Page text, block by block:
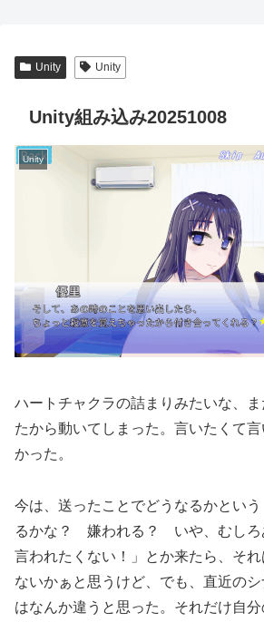
Unity Unity
Unity組み込み20251008
Unity
ハートチャクラの詰まりみたいな、
たから動いてしまった。言いたくて
かった。
今は、送ったことでどうなるかとい
るかな？ 嫌われる？ いや、むしろ
言われたくない！」とか来たら、そ
ないかぁと思うけど、でも、直近の
はなんか違うと思った。それだけ自